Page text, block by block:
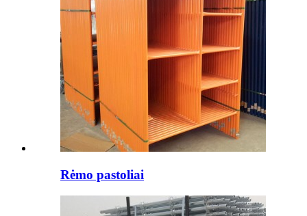
Rėmo pastoliai